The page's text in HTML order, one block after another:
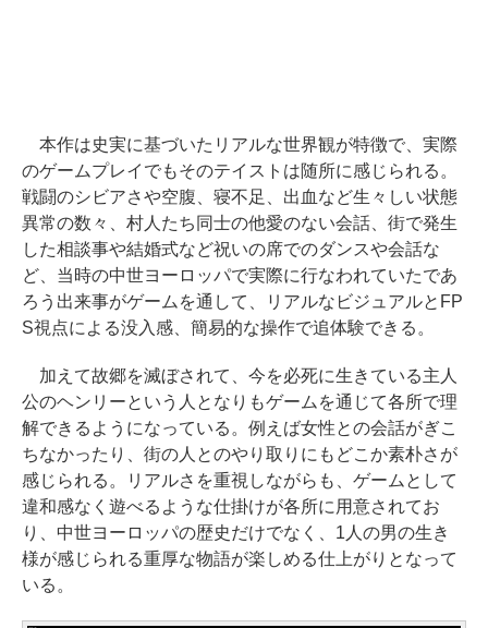
本作は史実に基づいたリアルな世界観が特徴で、実際
のゲームプレイでもそのテイストは随所に感じられる。
戦闘のシビアさや空腹、寝不足、出血など生々しい状態
異常の数々、村人たち同士の他愛のない会話、街で発生
した相談事や結婚式など祝いの席でのダンスや会話な
ど、当時の中世ヨーロッパで実際に行なわれていたであ
ろう出来事がゲームを通して、リアルなビジュアルとFP
S視点による没入感、簡易的な操作で追体験できる。
加えて故郷を滅ぼされて、今を必死に生きている主人
公のヘンリーという人となりもゲームを通じて各所で理
解できるようになっている。例えば女性との会話がぎこ
ちなかったり、街の人とのやり取りにもどこか素朴さが
感じられる。リアルさを重視しながらも、ゲームとして
違和感なく遊べるような仕掛けが各所に用意されてお
り、中世ヨーロッパの歴史だけでなく、1人の男の生き
様が感じられる重厚な物語が楽しめる仕上がりとなって
いる。